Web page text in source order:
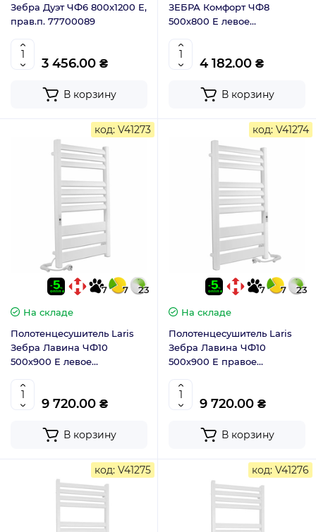
Зебра Дуэт ЧФ6 800x1200 E,
прав.п. 77700089
3 456.00 ₴
В корзину
ЗЕБРА Комфорт ЧФ8
500х800 E левое
4 182.00 ₴
В корзину
код: V41273
7 7
23
На складе
Полотенцесушитель Laris
Зебра Лавина ЧФ10
500х900 E левое
9 720.00 ₴
В корзину
код: V41274
7 7
23
На складе
Полотенцесушитель Laris
Зебра Лавина ЧФ10
500х900 E правое
9 720.00 ₴
В корзину
код: V41275 код: V41276